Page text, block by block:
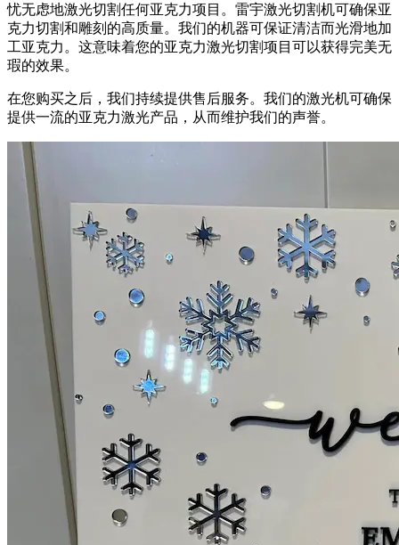
忧无虑地激光切割任何亚克力项目。雷宇激光切割机可确保亚
克力切割和雕刻的高质量。我们的机器可保证清洁而光滑地加
工亚克力。这意味着您的亚克力激光切割项目可以获得完美无
瑕的效果。
在您购买之后，我们持续提供售后服务。我们的激光机可确保
提供一流的亚克力激光产品，从而维护我们的声誉。